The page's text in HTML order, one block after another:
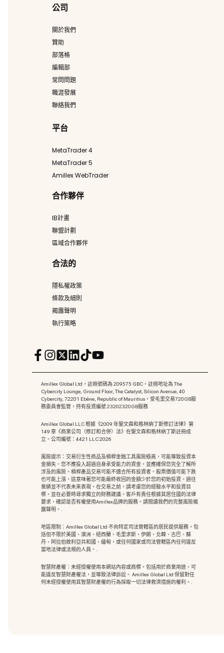
公司
關於我們
贊助
部落格
編輯部
常問問題
職涯發展
聯絡我們
平台
MetaTrader 4
MetaTrader 5
Amillex WebTrader
合作夥伴
IB計畫
聯盟計劃
區域合作夥伴
合法的
隱私權政策
條款及細則
揭露聲明
執行策略
Amillex Global Ltd，註冊號碼為 209575 GBC，註冊地址為 The
Cybercity Lounge, Ground Floor, The Catalyst, Silicon Avenue, 40
Cybercity, 72201 Ebène, Republic of Mauritius，受毛里交易720GB服
務委員會監管，持有投資編號 23202320GB服務
Amillex Global LLC 根據《2009 年聖文森和格林納丁斯修訂法律》第
149 章《商業公司（修訂和合併）法》在聖文森和格林納丁斯註冊成
立。公司編號：4421 LLC 2026
風險提示：交易衍生性商品及槓桿金融工具風險極高，可能導致投資本
金損失。您不應投入超過自身承受能力的資金，並應確保您完全了解所
涉及的風險。槓桿產品交易可能不適合所有投資者。股票價值可能下跌
也可能上漲，這意味著您可能最終收回的金額少於您的初始投資。過往
業績並不代表未來表現。在交易之前，請考慮您的經驗水平和投資目
標，並在必要時尋求獨立的財務建議。客戶有責任根據其居住國的法律
要求，確認是否有權使用Amillex品牌的服務。請閱讀我們的完整風險揭
露聲明。.
地區限制：Amillex Global Ltd 不向特定司法管轄區的居民提供服務，包
括但不限於美國、澳洲、紐西蘭、毛里求斯、伊朗、北韓、古巴、蘇
丹、阿拉伯敘利亞共和國、緬甸，或任何國家或司法管轄區內任何違反
當地法律或法規的人員。.
智慧財產權：未經授權使用本網站內容或商標，包括用於商業用途，可
能違反智慧財產權法，並導致法律訴訟。 Amillex Global Ltd 保留對任
何未經授權使用其智慧財產權的行為採取一切法律救濟措施的權利。.